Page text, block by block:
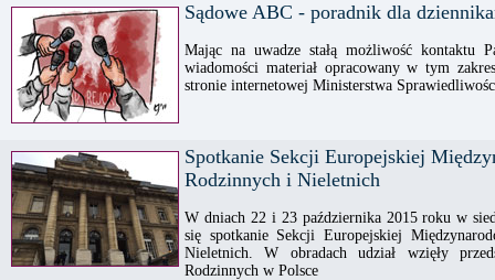
Sądowe ABC - poradnik dla
Mając na uwadze stałą możliwość kontaktu
wiadomości materiał opracowany w tym
stronie internetowej Ministerstwa
Spotkanie Sekcji Europejskiej
Rodzinnych i Nieletnich
W dniach 22 i 23 października 2015 roku w
się spotkanie Sekcji Europejskiej
Nieletnich. W obradach udział wzięły
Rodzinnych w Polsce